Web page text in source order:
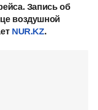
Запись об
воздушной
NUR.KZ.